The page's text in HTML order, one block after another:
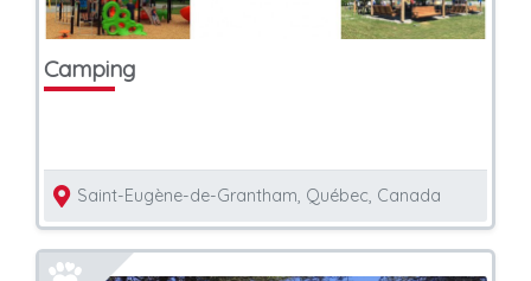
Camping
Saint-Eugène-de-Grantham, Québec, Canada